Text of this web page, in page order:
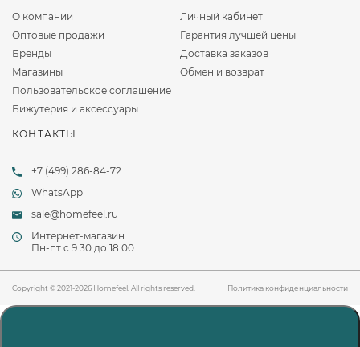
О компании
Оптовые продажи
Бренды
Магазины
Пользовательское соглашение
Бижутерия и аксессуары
Личный кабинет
Гарантия лучшей цены
Доставка заказов
Обмен и возврат
КОНТАКТЫ
+7 (499) 286-84-72
WhatsApp
sale@homefeel.ru
Интернет-магазин:
Пн-пт c 9.30 до 18.00
Copyright © 2021-2026 Homefeel. All rights reserved. Политика конфиденциальности